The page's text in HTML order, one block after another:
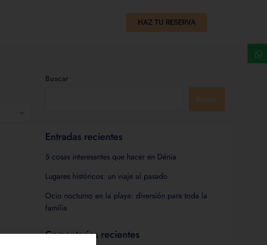
HAZ TU RESERVA
Buscar
Buscar
Entradas recientes
5 cosas interesantes que hacer en Dénia
Lugares históricos: un viaje al pasado
Ocio nocturno en la playa: diversión para toda la
familia
Comentarios recientes